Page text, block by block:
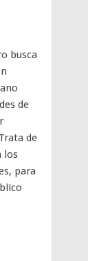
busca
de
de
los
para